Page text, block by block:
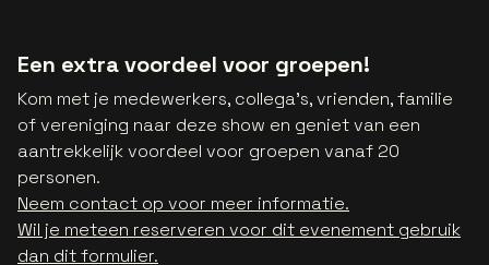
Een extra voordeel voor groepen!
Kom met je medewerkers, collega's, vrienden, familie
of vereniging naar deze show en geniet van een
aantrekkelijk voordeel voor groepen vanaf 20
personen.
Neem contact op voor meer informatie.
Wil je meteen reserveren voor dit evenement gebruik
dan dit formulier.